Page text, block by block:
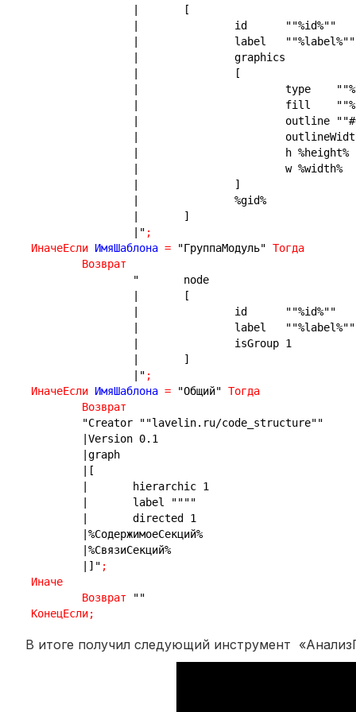
|	[
|		id	""%id%""
|		label	""%label%""
|		graphics
|		[
|
|
|
|
|			h %height%
|			w %width%
|		]
|		%gid%
|	]
|" ;
ИначеЕсли ИмяШаблона = "ГруппаМодуль" Тогда
Возврат
"	node
|	[
|		id	""%id%""
|		label	""%label%""
|		isGroup 1
|	]
|" ;
ИначеЕсли ИмяШаблона = "Общий" Тогда
Возврат
"Creator ""lavelin.ru/code_structure""
|Version 0.1
|graph
|[
|	hierarchic 1
|	label """"
|	directed 1
|%СодержимоеСекций%
|%СвязиСекций%
|]" ;
Иначе
Возврат
""
КонецЕсли;
В итоге получил следующий инструмент